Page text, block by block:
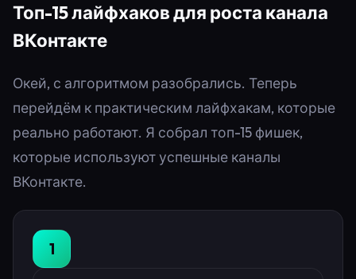
Топ-15 лайфхаков для роста канала
ВКонтакте
Окей, с алгоритмом разобрались. Теперь
перейдём к практическим лайфхакам, которые
реально работают. Я собрал топ-15 фишек,
которые используют успешные каналы
ВКонтакте.
1